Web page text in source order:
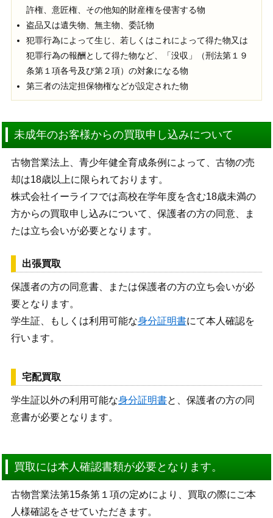
許権、意匠権、その他知的財産権を侵害する物
盗品又は遺失物、無主物、委託物
犯罪行為によって生じ、若しくはこれによって得た物又は
犯罪行為の報酬として得た物など、「没収」（刑法第１９
条第１項各号及び第２項）の対象になる物
第三者の法定担保物権などが設定された物
未成年のお客様からの買取申し込みについて
古物営業法上、青少年健全育成条例によって、古物の売
却は18歳以上に限られております。
株式会社イーライフでは高校在学年度を含む18歳未満の
方からの買取申し込みについて、保護者の方の同意、ま
たは立ち会いが必要となります。
出張買取
保護者の方の同意書、または保護者の方の立ち会いが必
要となります。
学生証、もしくは利用可能な身分証明書にて本人確認を
行います。
宅配買取
学生証以外の利用可能な身分証明書と、保護者の方の同
意書が必要となります。
買取には本人確認書類が必要となります。
古物営業法第15条第１項の定めにより、買取の際にご本
人様確認をさせていただきます。